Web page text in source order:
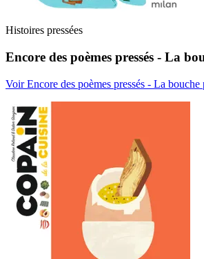
Histoires pressées
Encore des poèmes pressés - La
Voir Encore des poèmes pressés - La bouche